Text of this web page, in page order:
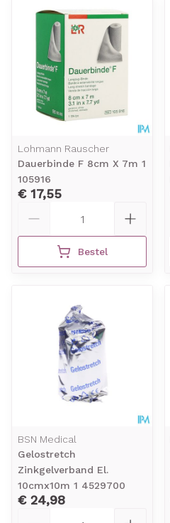
Lohmann Rauscher
Dauerbinde F 8cm X 7m 1
105916
€ 17,55
Bestel
BSN Medical
Gelostretch
Zinkgelverband El.
10cmx10m 1 4529700
€ 24,98